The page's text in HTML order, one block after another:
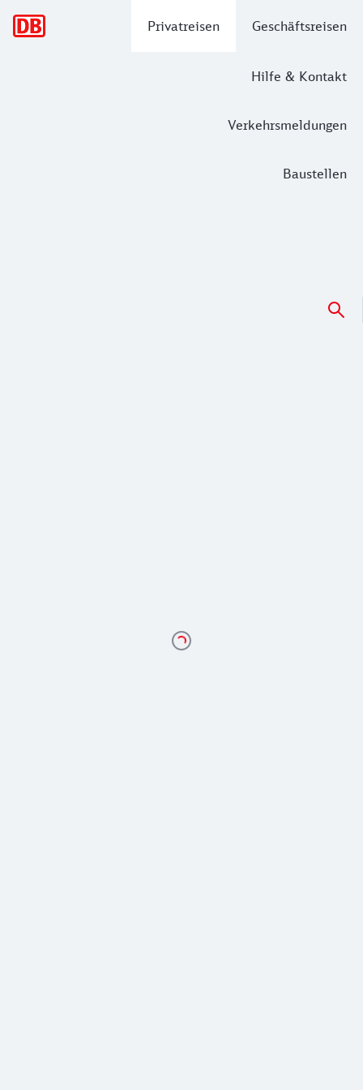
Privatreisen Geschäftsreisen
Hilfe & Kontakt
Verkehrsmeldungen
Baustellen